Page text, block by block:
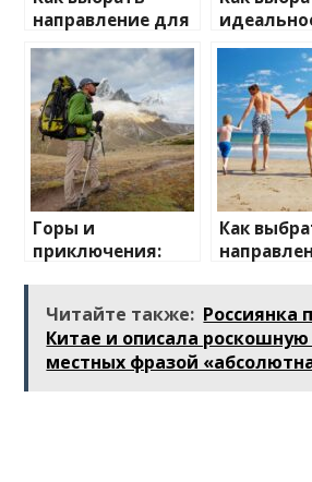
направление для
отдыха на
природе
для
отдыха
Горы и
приключения:
активного
отдыха
Как
Читайте также: Россиянка
Китае и описала
местных фразой